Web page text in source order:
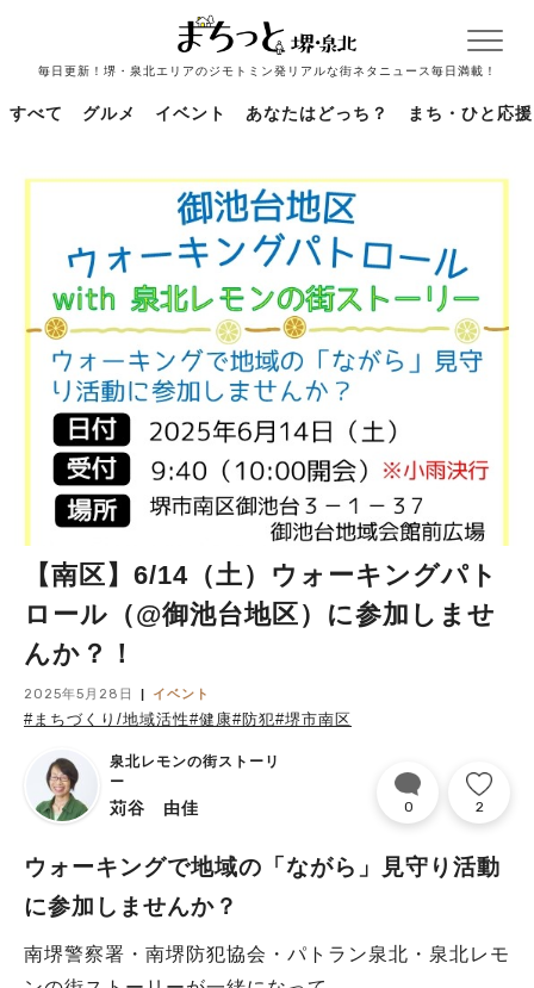
毎日更新！堺・泉北エリアのジモトミン発リアルな街ネタニュース毎日満載！
すべて グルメ イベント あなたはどっち？ まち・ひと応援
【南区】6/14（土）ウォーキングパト
ロール（@御池台地区）に参加しませ
んか？！
2025年5月28日 イベント
#まちづくり/地域活性#健康#防犯#堺市南区
泉北レモンの街ストーリ
ー
苅谷 由佳 0 2
ウォーキングで地域の「ながら」見守り活動
に参加しませんか？
南堺警察署・南堺防犯協会・パトラン泉北・泉北レモ